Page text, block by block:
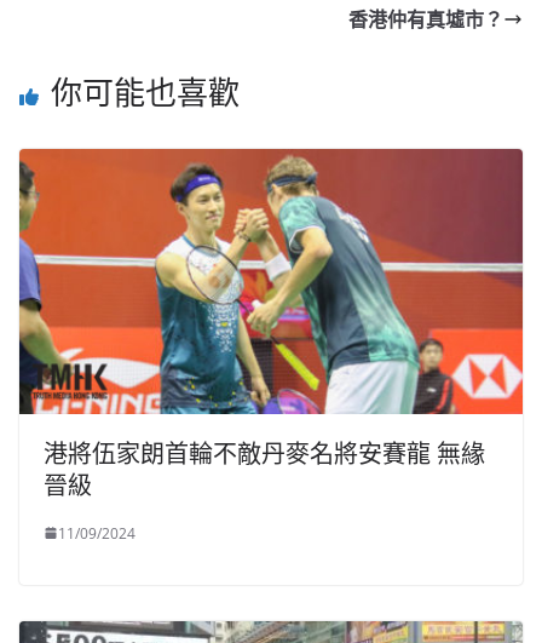
香港仲有真墟市？
你可能也喜歡
港將伍家朗首輪不敵丹麥名將安賽龍 無緣
晉級
11/09/2024